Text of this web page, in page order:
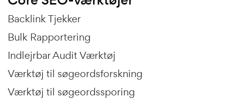
Backlink Tjekker
Bulk Rapportering
Indlejrbar Audit Værktøj
Værktøj til søgeordsforskning
Værktøj til søgeordssporing